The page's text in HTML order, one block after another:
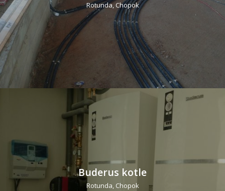
Rotunda, Chopok
Buderus kotle
Rotunda, Chopok